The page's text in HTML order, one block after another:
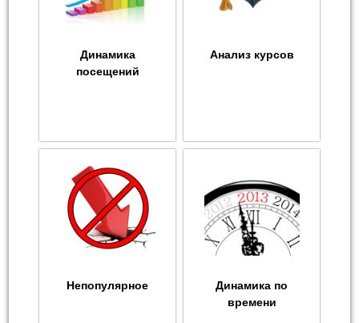
Динамика
посещений
Анализ курсов
Непопулярное
Динамика по
времени